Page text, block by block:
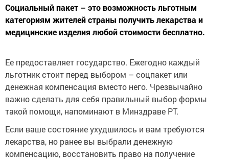
Социальный пакет – это возможность льготным
категориям жителей страны получить лекарства и
медицинские изделия любой стоимости бесплатно.
Ее предоставляет государство. Ежегодно каждый
льготник стоит перед выбором – соцпакет или
денежная компенсация вместо него. Чрезвычайно
важно сделать для себя правильный выбор формы
такой помощи, напоминают в Минздраве РТ.
Если ваше состояние ухудшилось и вам требуются
лекарства, но ранее вы выбрали денежную
компенсацию, восстановить право на получение